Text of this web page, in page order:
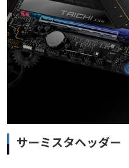
サーミスタヘッダー